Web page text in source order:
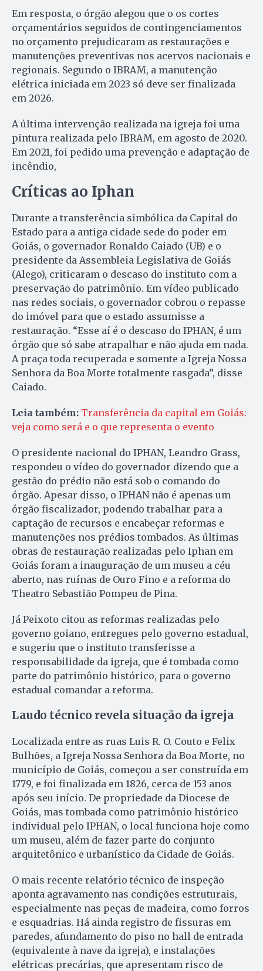
Em resposta, o órgão alegou que o os cortes
orçamentários seguidos de contingenciamentos
no orçamento prejudicaram as restaurações e
manutenções preventivas nos acervos nacionais e
regionais. Segundo o IBRAM, a manutenção
elétrica iniciada em 2023 só deve ser finalizada
em 2026.
A última intervenção realizada na igreja foi uma
pintura realizada pelo IBRAM, em agosto de 2020.
Em 2021, foi pedido uma prevenção e adaptação de
incêndio,
Críticas ao Iphan
Durante a transferência simbólica da Capital do
Estado para a antiga cidade sede do poder em
Goiás, o governador Ronaldo Caiado (UB) e o
presidente da Assembleia Legislativa de Goiás
(Alego), criticaram o descaso do instituto com a
preservação do patrimônio. Em vídeo publicado
nas redes sociais, o governador cobrou o repasse
do imóvel para que o estado assumisse a
restauração. “Esse aí é o descaso do IPHAN, é um
órgão que só sabe atrapalhar e não ajuda em nada.
A praça toda recuperada e somente a Igreja Nossa
Senhora da Boa Morte totalmente rasgada”, disse
Caiado.
Leia também: Transferência da capital em Goiás:
veja como será e o que representa o evento
O presidente nacional do IPHAN, Leandro Grass,
respondeu o vídeo do governador dizendo que a
gestão do prédio não está sob o comando do
órgão. Apesar disso, o IPHAN não é apenas um
órgão fiscalizador, podendo trabalhar para a
captação de recursos e encabeçar reformas e
manutenções nos prédios tombados. As últimas
obras de restauração realizadas pelo Iphan em
Goiás foram a inauguração de um museu a céu
aberto, nas ruínas de Ouro Fino e a reforma do
Theatro Sebastião Pompeu de Pina.
Já Peixoto citou as reformas realizadas pelo
governo goiano, entregues pelo governo estadual,
e sugeriu que o instituto transferisse a
responsabilidade da igreja, que é tombada como
parte do patrimônio histórico, para o governo
estadual comandar a reforma.
Laudo técnico revela situação da igreja
Localizada entre as ruas Luis R. O. Couto e Felix
Bulhões, a Igreja Nossa Senhora da Boa Morte, no
município de Goiás, começou a ser construída em
1779, e foi finalizada em 1826, cerca de 153 anos
após seu início. De propriedade da Diocese de
Goiás, mas tombada como patrimônio histórico
individual pelo IPHAN, o local funciona hoje como
um museu, além de fazer parte do conjunto
arquitetônico e urbanístico da Cidade de Goiás.
O mais recente relatório técnico de inspeção
aponta agravamento nas condições estruturais,
especialmente nas peças de madeira, como forros
e esquadrias. Há ainda registro de fissuras em
paredes, afundamento do piso no hall de entrada
(equivalente à nave da igreja), e instalações
elétricas precárias, que apresentam risco de